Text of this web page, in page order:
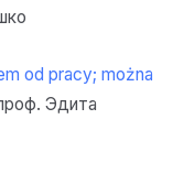
od pracy; można
Эдита